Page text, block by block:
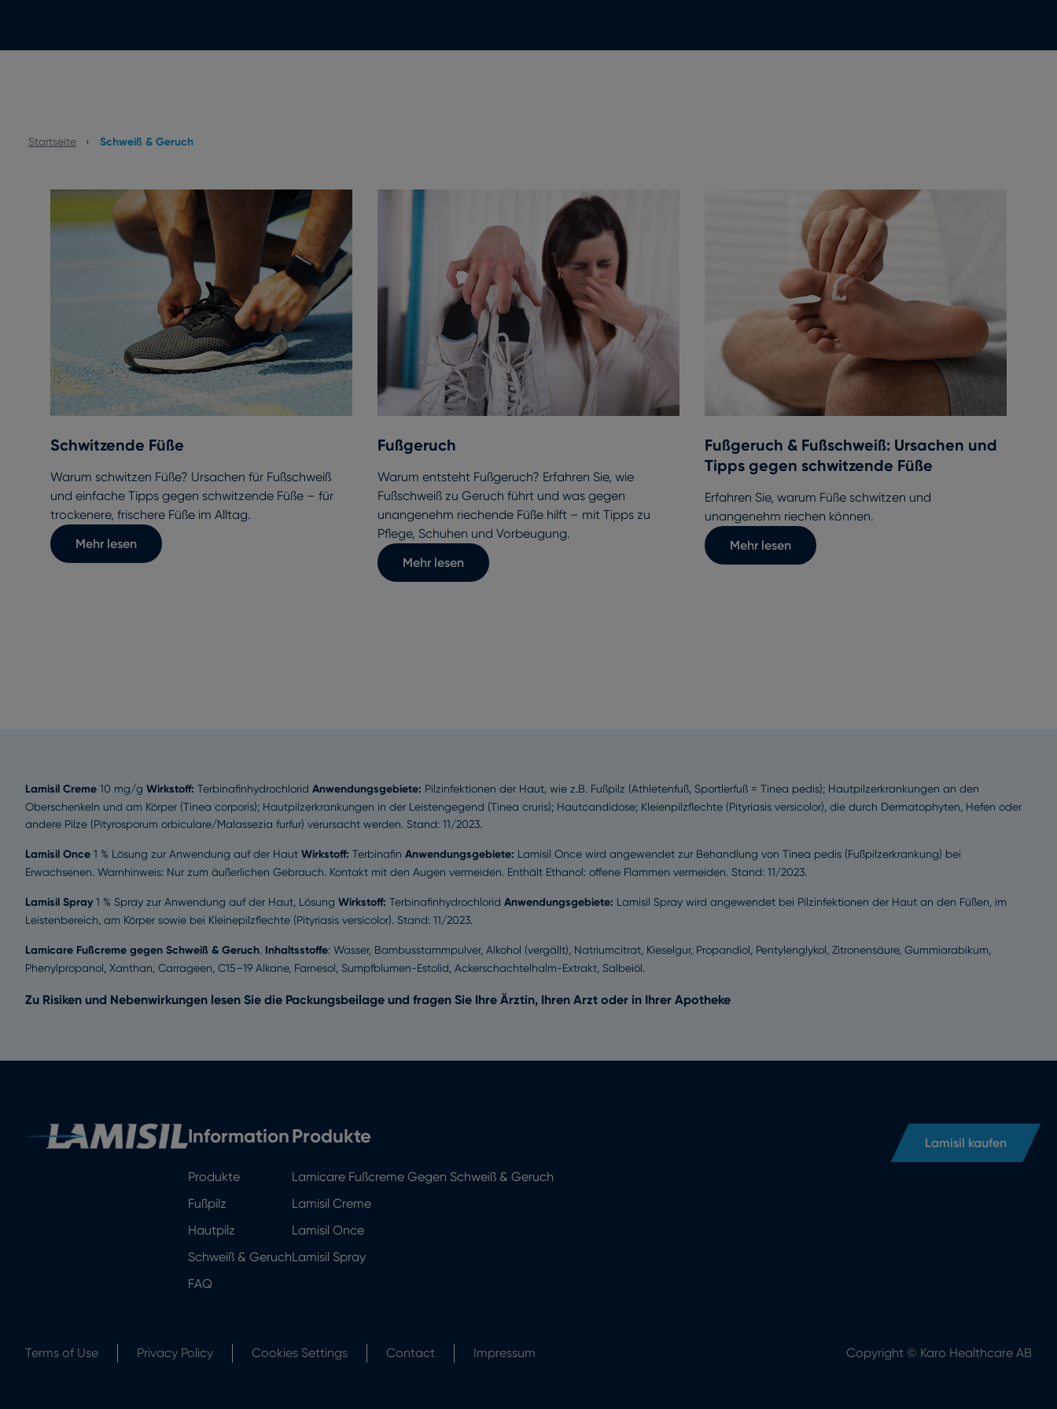
Startseite › Schweiß & Geruch
Schwitzende Füße
Warum schwitzen Füße? Ursachen für Fußschweiß
und einfache Tipps gegen schwitzende Füße – für
trockenere, frischere Füße im Alltag.
Mehr lesen
Fußgeruch
Warum entsteht Fußgeruch? Erfahren Sie, wie
Fußschweiß zu Geruch führt und was gegen
unangenehm riechende Füße hilft – mit Tipps zu
Pflege, Schuhen und Vorbeugung.
Mehr lesen
Fußgeruch & Fußschweiß: Ursachen und
Tipps gegen schwitzende Füße
Erfahren Sie, warum Füße schwitzen und
unangenehm riechen können.
Mehr lesen
Lamisil Creme 10 mg/g Wirkstoff: Terbinafinhydrochlorid Anwendungsgebiete: Pilzinfektionen der Haut, wie z.B. Fußpilz (Athletenfuß, Sportlerfuß = Tinea pedis); Hautpilzerkrankungen an den
Oberschenkeln und am Körper (Tinea corporis); Hautpilzerkrankungen in der Leistengegend (Tinea cruris); Hautcandidose; Kleienpilzflechte (Pityriasis versicolor), die durch Dermatophyten, Hefen oder
andere Pilze (Pityrosporum orbiculare/Malassezia furfur) verursacht werden. Stand: 11/2023.
Lamisil Once 1 % Lösung zur Anwendung auf der Haut Wirkstoff: Terbinafin Anwendungsgebiete: Lamisil Once wird angewendet zur Behandlung von Tinea pedis (Fußpilzerkrankung) bei
Erwachsenen. Warnhinweis: Nur zum äußerlichen Gebrauch. Kontakt mit den Augen vermeiden. Enthält Ethanol: offene Flammen vermeiden. Stand: 11/2023.
Lamisil Spray 1 % Spray zur Anwendung auf der Haut, Lösung Wirkstoff: Terbinafinhydrochlorid Anwendungsgebiete: Lamisil Spray wird angewendet bei Pilzinfektionen der Haut an den Füßen, im
Leistenbereich, am Körper sowie bei Kleinepilzflechte (Pityriasis versicolor). Stand: 11/2023.
Lamicare Fußcreme gegen Schweiß & Geruch. Inhaltsstoffe: Wasser, Bambusstammpulver, Alkohol (vergällt), Natriumcitrat, Kieselgur, Propandiol, Pentylenglykol, Zitronensäure, Gummiarabikum,
Phenylpropanol, Xanthan, Carrageen, C15–19 Alkane, Farnesol, Sumpfblumen-Estolid, Ackerschachtelhalm-Extrakt, Salbeiöl.
Zu Risiken und Nebenwirkungen lesen Sie die Packungsbeilage und fragen Sie Ihre Ärztin, Ihren Arzt oder in Ihrer Apotheke
Information
Produkte
Fußpilz
Hautpilz
Schweiß & Geruch
FAQ
Produkte
Lamicare Fußcreme Gegen Schweiß & Geruch
Lamisil Creme
Lamisil Once
Lamisil Spray
Lamisil kaufen
Terms of Use Privacy Policy Cookies Settings Contact Impressum Copyright © Karo Healthcare AB